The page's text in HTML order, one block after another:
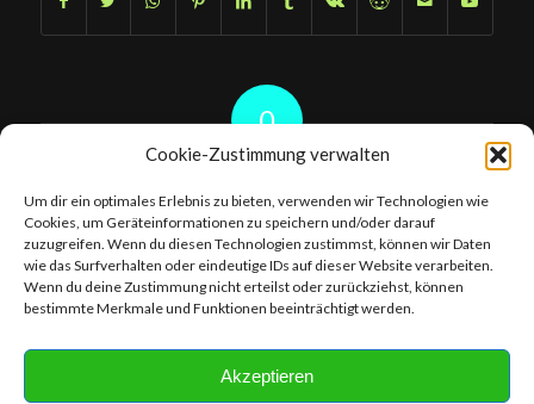
Cookie-Zustimmung verwalten
Um dir ein optimales Erlebnis zu bieten, verwenden wir Technologien wie
Cookies, um Geräteinformationen zu speichern und/oder darauf
zuzugreifen. Wenn du diesen Technologien zustimmst, können wir Daten
wie das Surfverhalten oder eindeutige IDs auf dieser Website verarbeiten.
Wenn du deine Zustimmung nicht erteilst oder zurückziehst, können
bestimmte Merkmale und Funktionen beeinträchtigt werden.
Akzeptieren
0
KOMMENTARE
Hinterlasse einen Kommentar
An der Diskussion beteiligen?
Hinterlasse uns deinen Kommentar!
Du musstangemeldetsein, um einen Kommentar abzugeben.